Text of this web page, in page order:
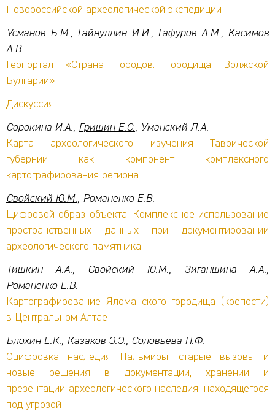
Новороссийской археологической экспедиции
Усманов Б.М., Гайнуллин И.И., Гафуров А.М., Касимов
А.В.
Геопортал «Страна городов. Городища Волжской
Булгарии»
Дискуссия
Сорокина И.А., Гришин Е.С., Уманский Л.А.
Карта археологического изучения Таврической
губернии как компонент комплексного
картографирования региона
Свойский Ю.М., Романенко Е.В.
Цифровой образ объекта. Комплексное использование
пространственных данных при документировании
археологического памятника
Тишкин А.А., Свойский Ю.М., Зиганшина А.А.,
Романенко Е.В.
Картографирование Яломанского городища (крепости)
в Центральном Алтае
Блохин Е.К., Казаков Э.Э., Соловьева Н.Ф.
Оцифровка наследия Пальмиры: старые вызовы и
новые решения в документации, хранении и
презентации археологического наследия, находящегося
под угрозой